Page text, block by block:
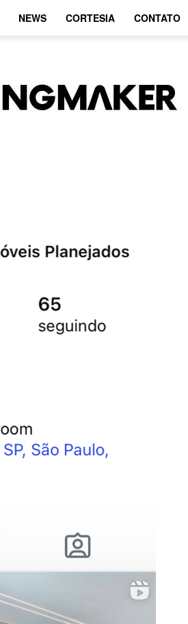
NEWS CORTESIA CONTATO
de